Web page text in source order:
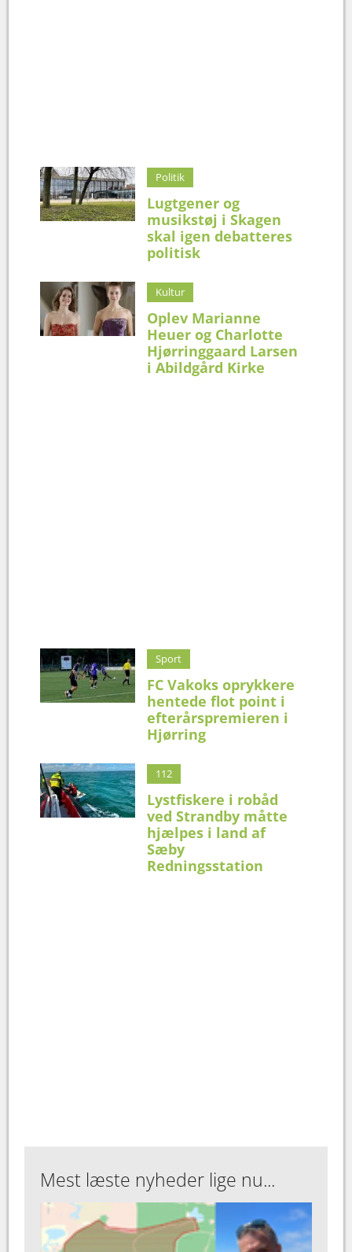
Politik
Lugtgener og
musikstøj i Skagen
skal igen debatteres
politisk
Kultur
Oplev Marianne
Heuer og Charlotte
Hjørringgaard Larsen
i Abildgård Kirke
Sport
FC Vakoks oprykkere
hentede flot point i
efterårspremieren i
Hjørring
112
Lystfiskere i robåd
ved Strandby måtte
hjælpes i land af
Sæby
Redningsstation
Mest læste nyheder lige nu...